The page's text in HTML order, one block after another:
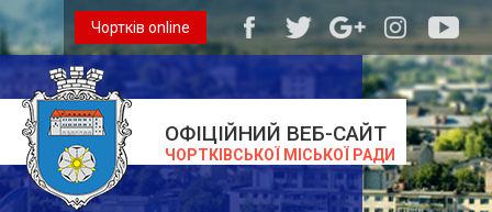
ОФІЦІЙНИЙ ВЕБ-САЙТ
ЧОРТКІВСЬКОЇ МІСЬКОЇ РАДИ
Чортків online